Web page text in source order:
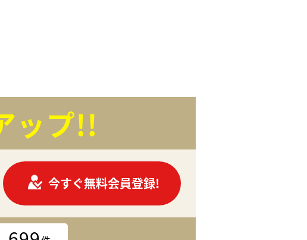
ップ!!
今すぐ無料会員登録!